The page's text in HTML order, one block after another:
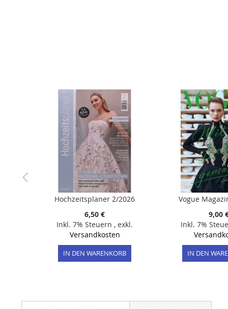
Hochzeitsplaner 2/2026
6,50 €
Inkl. 7% Steuern , exkl.
Versandkosten
IN DEN WARENKORB
Vogue
9,00
Inkl. 7%
IN DEN